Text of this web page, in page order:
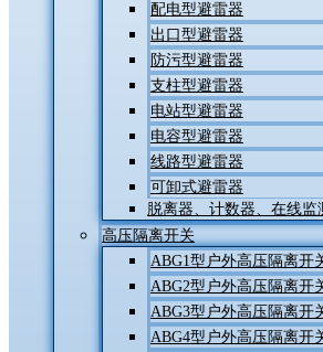
配电型避雷器
出口型避雷器
防污型避雷器
支柱型避雷器
电站型避雷器
电容型避雷器
线路型避雷器
可卸式避雷器
脱离器、计数器、在线监
高压隔离开关
ABG1型户外高压隔离开
ABG2型户外高压隔离开
ABG3型户外高压隔离开
ABG4型户外高压隔离开